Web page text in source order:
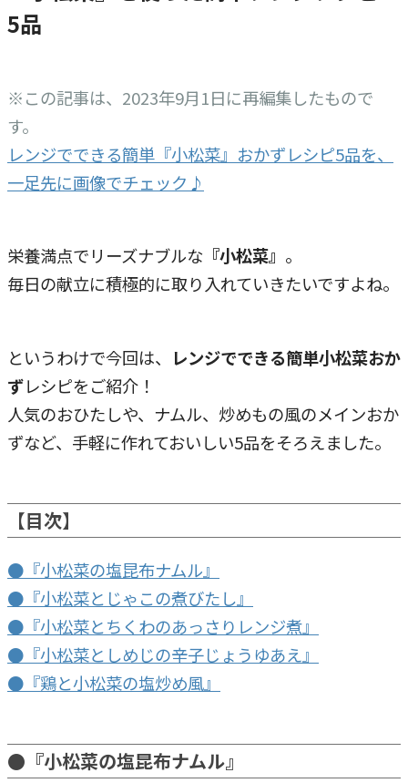
5品
※この記事は、2023年9月1日に再編集したもので
す。
レンジでできる簡単『小松菜』おかずレシピ5品を、
一足先に画像でチェック♪
栄養満点でリーズナブルな 『小松菜』 。
毎日の献立に積極的に取り入れていきたいですよね。
というわけで今回は、
レンジでできる簡単小松菜おか
ずレシピをご紹介！
人気のおひたしや、ナムル、炒めもの風のメインおか
ずなど、手軽に作れておいしい5品をそろえました。
【目次】
●『小松菜の塩昆布ナムル』
●『小松菜とじゃこの煮びたし』
●『小松菜とちくわのあっさりレンジ煮』
●『小松菜としめじの辛子じょうゆあえ』
●『鶏と小松菜の塩炒め風』
●『小松菜の塩昆布ナムル』